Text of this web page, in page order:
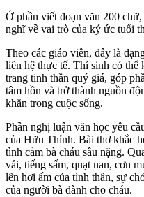
Ở phần viết đoạn văn 200
nghĩ về vai trò của ký ức tuổi
Theo các giáo viên, đây là
liên hệ thực tế. Thí sinh có
trang tinh thần quý giá, góp
tâm hồn và trở thành nguồn
khăn trong cuộc sống.
Phần nghị luận văn học yêu
của Hữu Thỉnh. Bài thơ khắc
tình cảm bà cháu sâu nặng.
vải, tiếng sấm, quạt nan, cơn
lên hơi ấm của tình thân, sự
của người bà dành cho cháu.